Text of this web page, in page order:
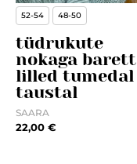
52-54 48-50
tüdrukute
nokaga barett
lilled tumedal
taustal
SAARA
22,00 €